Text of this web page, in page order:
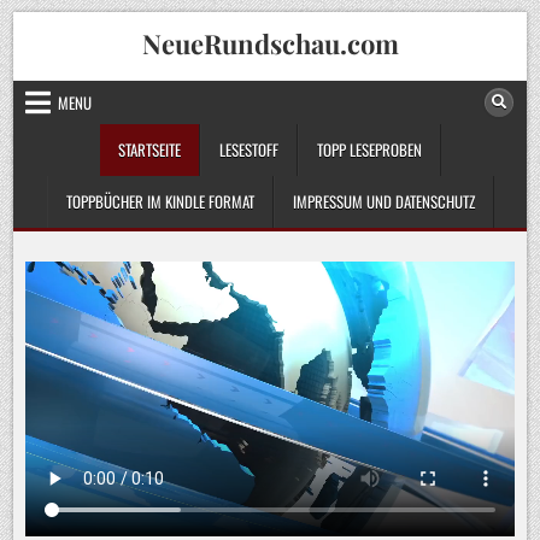
Skip
to
content
NeueRundschau.com
MENU
STARTSEITE
LESESTOFF TOPP LESEPROBEN
TOPPBÜCHER IM KINDLE FORMAT IMPRESSUM UND DATENSCHUTZ